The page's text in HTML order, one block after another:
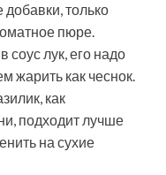
только
пюре.
соус лук, его надо
жарить как чеснок.
как
подходит лучше
на сухие